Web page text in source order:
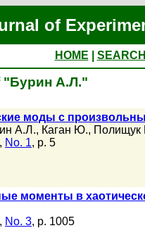
of
HOME SEARCH
"Бурин А.Л."
моды с
А.Л., Каган Ю., Полищук
, No. 1, p. 5
моменты в
, No. 3, p. 1005